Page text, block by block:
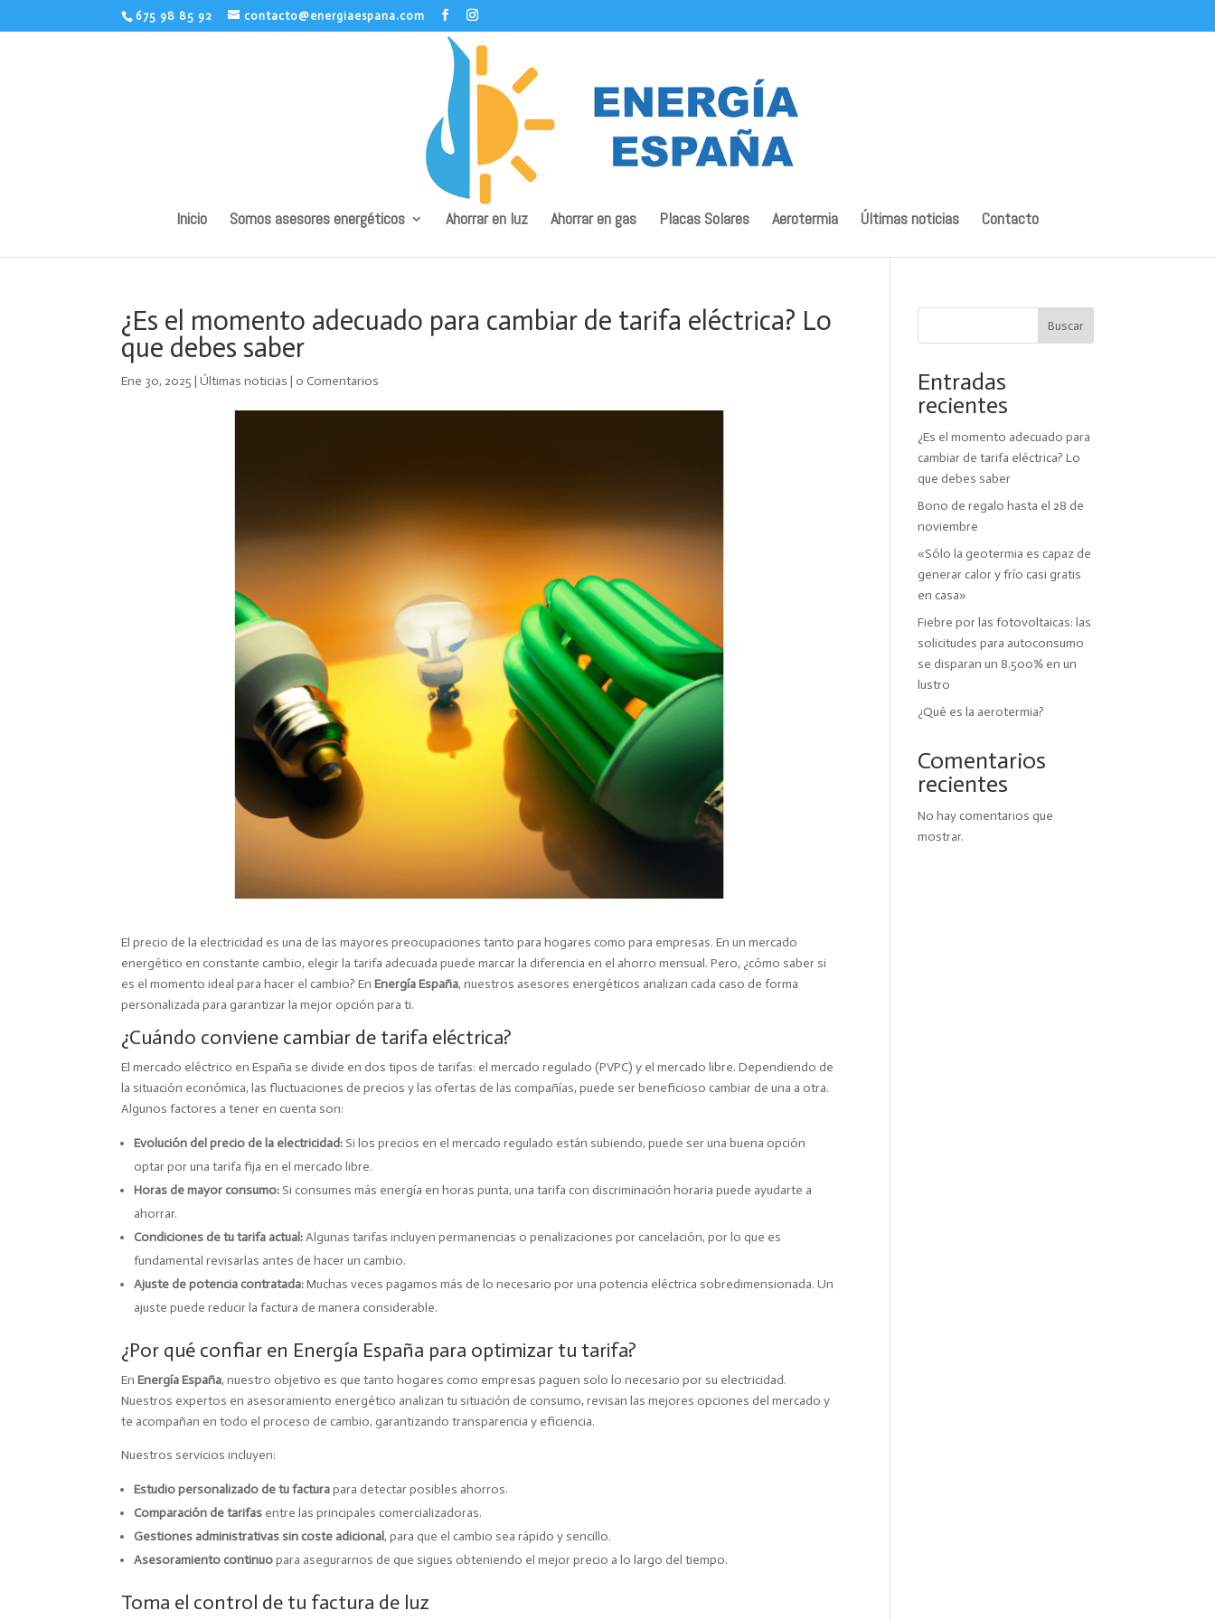
675 98 85 92 contacto@energiaespana.com
Inicio Somos asesores energéticos Ahorrar en luz Ahorrar en gas Placas Solares Aerotermia Últimas noticias Contacto
¿Es el momento adecuado para cambiar de tarifa eléctrica? Lo
que debes saber
Ene 30, 2025 |Últimas noticias |0 Comentarios
El precio de la electricidad es una de las mayores preocupaciones tanto para hogares como para empresas. En un mercado
energético en constante cambio, elegir la tarifa adecuada puede marcar la diferencia en el ahorro mensual. Pero, ¿cómo saber si
es el momento ideal para hacer el cambio? EnEnergía España, nuestros asesores energéticos analizan cada caso de forma
personalizada para garantizar la mejor opción para ti.
¿Cuándo conviene cambiar de tarifa eléctrica?
El mercado eléctrico en España se divide en dos tipos de tarifas: el mercado regulado (PVPC) y el mercado libre. Dependiendo de
la situación económica, las fluctuaciones de precios y las ofertas de las compañías, puede ser beneficioso cambiar de una a otra.
Algunos factores a tener en cuenta son:
Evolución del precio de la electricidad: Si los precios en el mercado regulado están subiendo, puede ser una buena opción
optar por una tarifa fija en el mercado libre.
Horas de mayor consumo: Si consumes más energía en horas punta, una tarifa con discriminación horaria puede ayudarte a
ahorrar.
Condiciones de tu tarifa actual:Algunas tarifas incluyen permanencias o penalizaciones por cancelación, por lo que es
fundamental revisarlas antes de hacer un cambio.
Ajuste de potencia contratada:Muchas veces pagamos más de lo necesario por una potencia eléctrica sobredimensionada. Un
ajuste puede reducir la factura de manera considerable.
¿Por qué confiar en Energía España para optimizar tu tarifa?
EnEnergía España, nuestro objetivo es que tanto hogares como empresas paguen solo lo necesario por su electricidad.
Nuestros expertos en asesoramiento energético analizan tu situación de consumo, revisan las mejores opciones del mercado y
te acompañan en todo el proceso de cambio, garantizando transparencia y eficiencia.
Nuestros servicios incluyen:
Estudio personalizado de tu facturapara detectar posibles ahorros.
Comparación de tarifas entre las principales comercializadoras.
Gestiones administrativas sin coste adicional, para que el cambio sea rápido y sencillo.
Asesoramiento continuopara asegurarnos de que sigues obteniendo el mejor precio a lo largo del tiempo.
Toma el control de tu factura de luz
Buscar
Entradas
recientes
¿Es el momento adecuado para
cambiar de tarifa eléctrica? Lo
que debes saber
Bono de regalo hasta el 28 de
noviembre
«Sólo la geotermia es capaz de
generar calor y frío casi gratis
en casa»
Fiebre por las fotovoltaicas: las
solicitudes para autoconsumo
se disparan un 8.500% en un
lustro
¿Qué es la aerotermia?
Comentarios
recientes
No hay comentarios que
mostrar.